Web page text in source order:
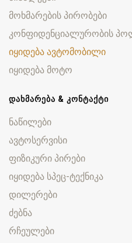
მოხმარების პირობები
კონფიდენციალურობის
იყიდება ავტომობილი
იყიდება მოტო
ᲓᲐᲮᲛᲐᲠᲔᲑᲐ & ᲙᲝᲜᲢᲐᲥᲢᲘ
ნაწილები
ავტოსერვისი
ფიზიკური პირები
იყიდება სპეც-ტექნიკა
დილერები
ძებნა
რჩეულები